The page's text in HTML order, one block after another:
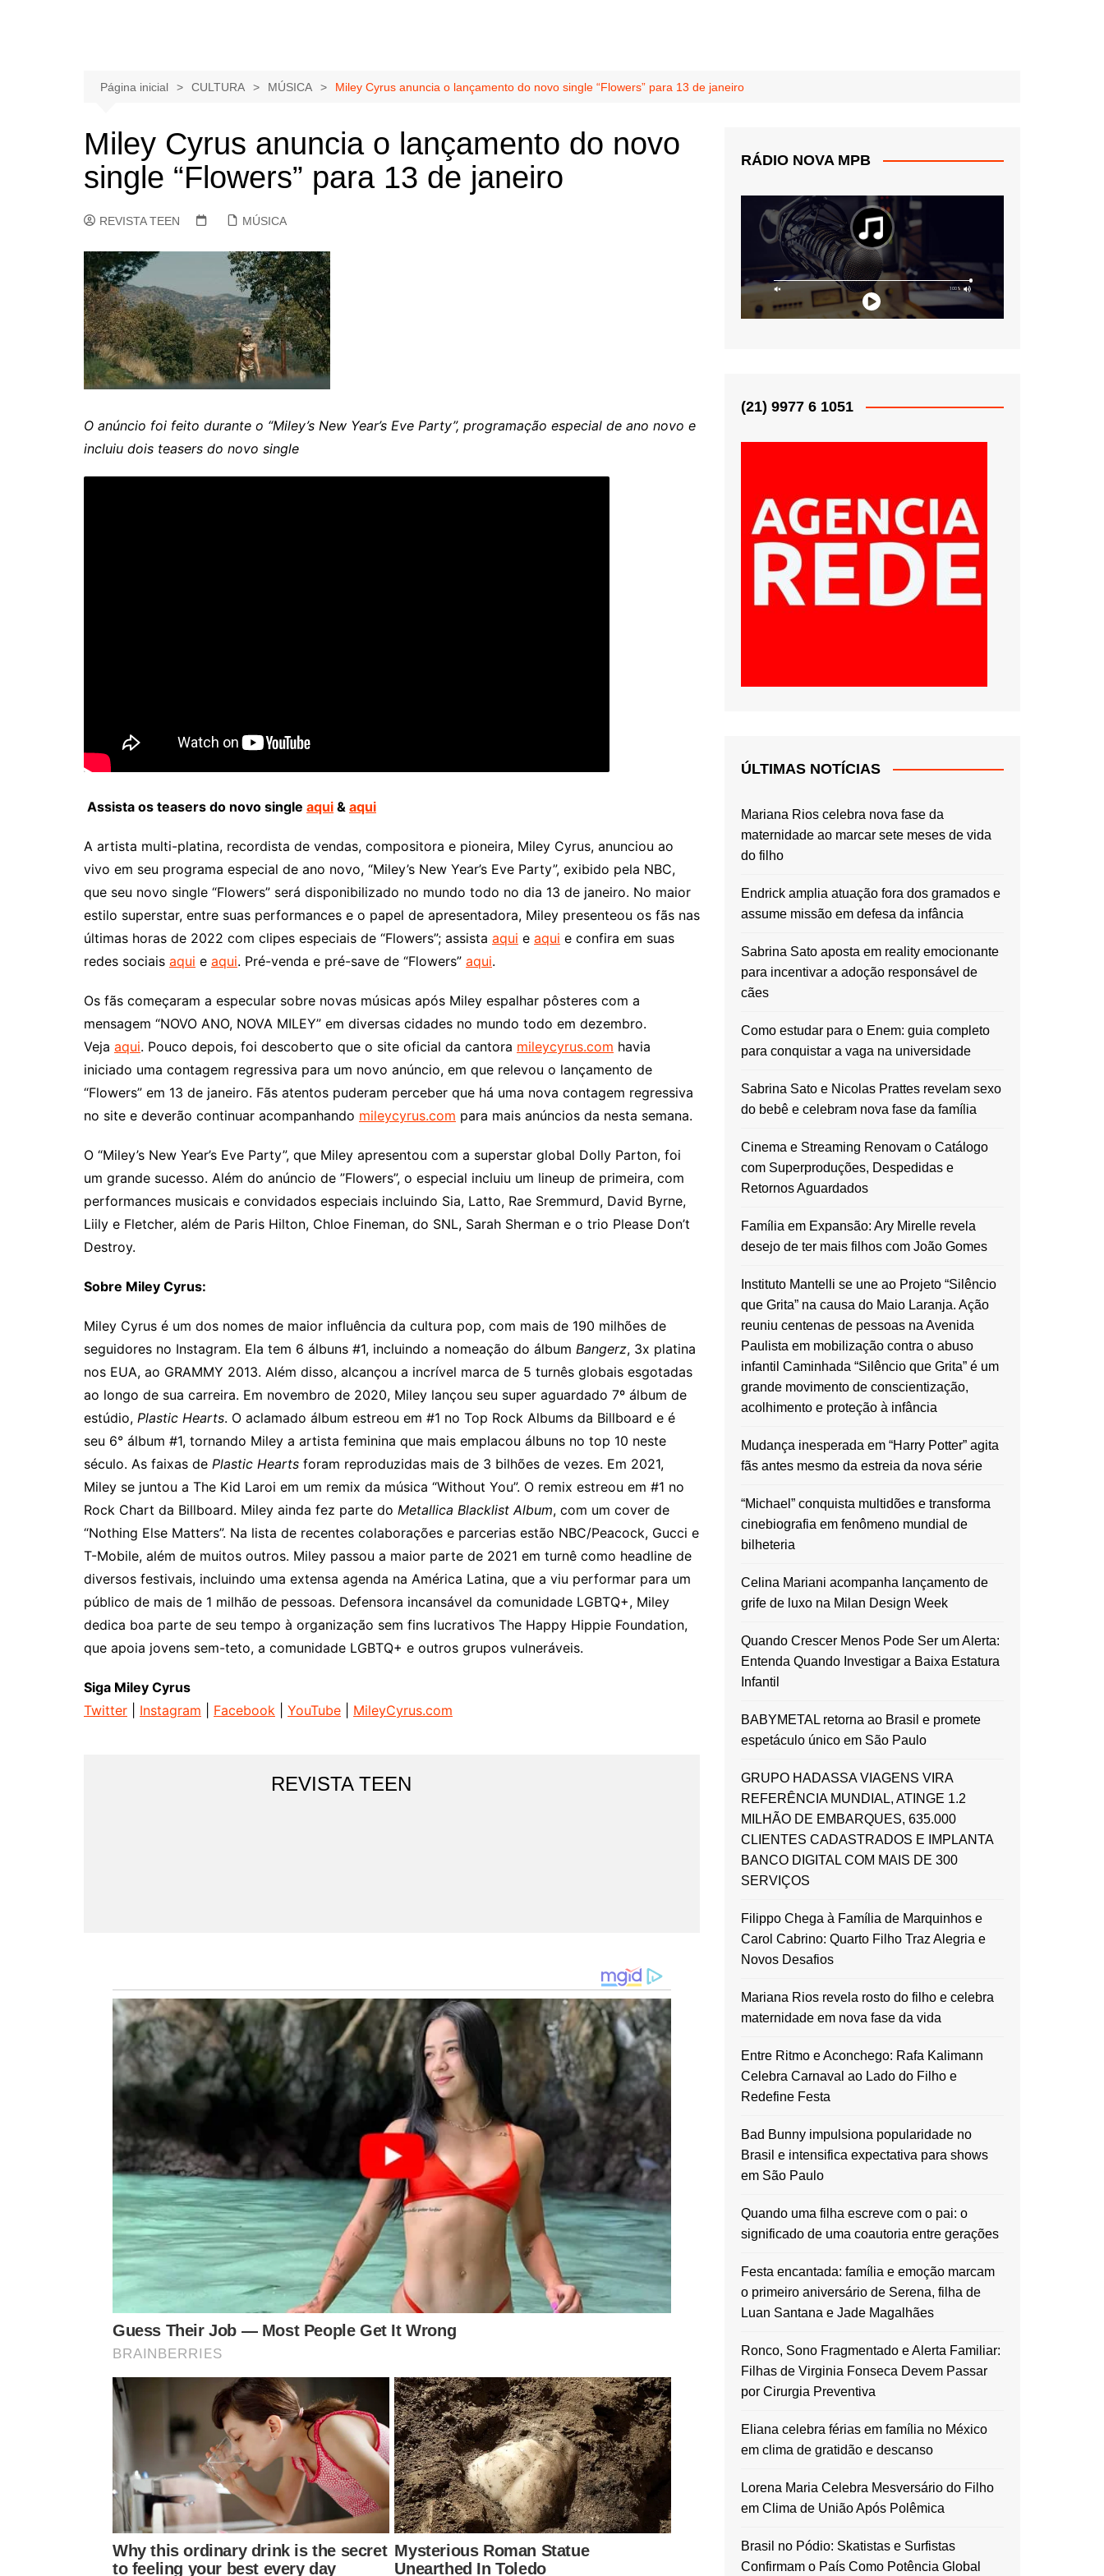
Página inicial CULTURA MÚSICA Miley Cyrus anuncia o lançamento do novo single “Flowers” para 13 de janeiro
Miley Cyrus anuncia o lançamento do novo
single “Flowers” para 13 de janeiro
REVISTA TEEN MÚSICA
O anúncio foi feito durante o “Miley’s New Year’s Eve Party”, programação especial de ano novo e
incluiu dois teasers do novo single
Assista os teasers do novo single aqui & aqui
A artista multi-platina, recordista de vendas, compositora e pioneira, Miley Cyrus, anunciou ao
vivo em seu programa especial de ano novo, “Miley’s New Year’s Eve Party”, exibido pela NBC,
que seu novo single “Flowers” será disponibilizado no mundo todo no dia 13 de janeiro. No maior
estilo superstar, entre suas performances e o papel de apresentadora, Miley presenteou os fãs nas
últimas horas de 2022 com clipes especiais de “Flowers”; assista aqui e aqui e confira em suas
redes sociais aqui e aqui. Pré-venda e pré-save de “Flowers” aqui.
Os fãs começaram a especular sobre novas músicas após Miley espalhar pôsteres com a
mensagem “NOVO ANO, NOVA MILEY” em diversas cidades no mundo todo em dezembro.
Veja aqui. Pouco depois, foi descoberto que o site oficial da cantora mileycyrus.com havia
iniciado uma contagem regressiva para um novo anúncio, em que relevou o lançamento de
“Flowers” em 13 de janeiro. Fãs atentos puderam perceber que há uma nova contagem regressiva
no site e deverão continuar acompanhando mileycyrus.com para mais anúncios da nesta semana.
O “Miley’s New Year’s Eve Party”, que Miley apresentou com a superstar global Dolly Parton, foi
um grande sucesso. Além do anúncio de ”Flowers”, o especial incluiu um lineup de primeira, com
performances musicais e convidados especiais incluindo Sia, Latto, Rae Sremmurd, David Byrne,
Liily e Fletcher, além de Paris Hilton, Chloe Fineman, do SNL, Sarah Sherman e o trio Please Don’t
Destroy.
Sobre Miley Cyrus:
Miley Cyrus é um dos nomes de maior influência da cultura pop, com mais de 190 milhões de
seguidores no Instagram. Ela tem 6 álbuns #1, incluindo a nomeação do álbum Bangerz, 3x platina
nos EUA, ao GRAMMY 2013. Além disso, alcançou a incrível marca de 5 turnês globais esgotadas
ao longo de sua carreira. Em novembro de 2020, Miley lançou seu super aguardado 7º álbum de
estúdio, Plastic Hearts. O aclamado álbum estreou em #1 no Top Rock Albums da Billboard e é
seu 6° álbum #1, tornando Miley a artista feminina que mais emplacou álbuns no top 10 neste
século. As faixas de Plastic Hearts foram reproduzidas mais de 3 bilhões de vezes. Em 2021,
Miley se juntou a The Kid Laroi em um remix da música “Without You”. O remix estreou em #1 no
Rock Chart da Billboard. Miley ainda fez parte do Metallica Blacklist Album, com um cover de
“Nothing Else Matters”. Na lista de recentes colaborações e parcerias estão NBC/Peacock, Gucci e
T-Mobile, além de muitos outros. Miley passou a maior parte de 2021 em turnê como headline de
diversos festivais, incluindo uma extensa agenda na América Latina, que a viu performar para um
público de mais de 1 milhão de pessoas. Defensora incansável da comunidade LGBTQ+, Miley
dedica boa parte de seu tempo à organização sem fins lucrativos The Happy Hippie Foundation,
que apoia jovens sem-teto, a comunidade LGBTQ+ e outros grupos vulneráveis.
Siga Miley Cyrus
Twitter
Instagram Facebook YouTube MileyCyrus.com
REVISTA TEEN
RÁDIO NOVA MPB
(21) 9977 6 1051
ÚLTIMAS NOTÍCIAS
Mariana Rios celebra nova fase da
maternidade ao marcar sete meses de vida
do filho
Endrick amplia atuação fora dos gramados e
assume missão em defesa da infância
Sabrina Sato aposta em reality emocionante
para incentivar a adoção responsável de
cães
Como estudar para o Enem: guia completo
para conquistar a vaga na universidade
Sabrina Sato e Nicolas Prattes revelam sexo
do bebê e celebram nova fase da família
Cinema e Streaming Renovam o Catálogo
com Superproduções, Despedidas e
Retornos Aguardados
Família em Expansão: Ary Mirelle revela
desejo de ter mais filhos com João Gomes
Instituto Mantelli se une ao Projeto “Silêncio
que Grita” na causa do Maio Laranja. Ação
reuniu centenas de pessoas na Avenida
Paulista em mobilização contra o abuso
infantil Caminhada “Silêncio que Grita” é um
grande movimento de conscientização,
acolhimento e proteção à infância
Mudança inesperada em “Harry Potter” agita
fãs antes mesmo da estreia da nova série
“Michael” conquista multidões e transforma
cinebiografia em fenômeno mundial de
bilheteria
Celina Mariani acompanha lançamento de
grife de luxo na Milan Design Week
Quando Crescer Menos Pode Ser um Alerta:
Entenda Quando Investigar a Baixa Estatura
Infantil
BABYMETAL retorna ao Brasil e promete
espetáculo único em São Paulo
GRUPO HADASSA VIAGENS VIRA
REFERÊNCIA MUNDIAL, ATINGE 1.2
MILHÃO DE EMBARQUES, 635.000
CLIENTES CADASTRADOS E IMPLANTA
BANCO DIGITAL COM MAIS DE 300
SERVIÇOS
Filippo Chega à Família de Marquinhos e
Carol Cabrino: Quarto Filho Traz Alegria e
Novos Desafios
Mariana Rios revela rosto do filho e celebra
maternidade em nova fase da vida
Entre Ritmo e Aconchego: Rafa Kalimann
Celebra Carnaval ao Lado do Filho e
Redefine Festa
Bad Bunny impulsiona popularidade no
Brasil e intensifica expectativa para shows
em São Paulo
Quando uma filha escreve com o pai: o
significado de uma coautoria entre gerações
Festa encantada: família e emoção marcam
o primeiro aniversário de Serena, filha de
Luan Santana e Jade Magalhães
Ronco, Sono Fragmentado e Alerta Familiar:
Filhas de Virginia Fonseca Devem Passar
por Cirurgia Preventiva
Eliana celebra férias em família no México
em clima de gratidão e descanso
Lorena Maria Celebra Mesversário do Filho
em Clima de União Após Polêmica
Brasil no Pódio: Skatistas e Surfistas
Confirmam o País Como Potência Global